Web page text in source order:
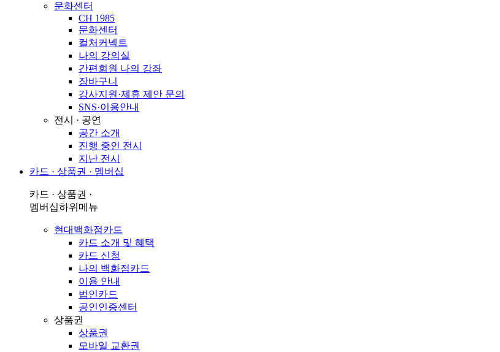
문화센터
CH 1985
문화센터
컬처커넥트
나의 강의실
간편회원 나의 강좌
장바구니
강사지원·제휴 제안 문의
SNS·이용안내
전시 · 공연
공간 소개
진행 중인 전시
지난 전시
카드 · 상품권 · 멤버십
카드 · 상품권 ·
멤버십하위메뉴
현대백화점카드
카드 소개 및 혜택
카드 신청
나의 백화점카드
이용 안내
법인카드
공인인증센터
상품권
상품권
모바일 교환권